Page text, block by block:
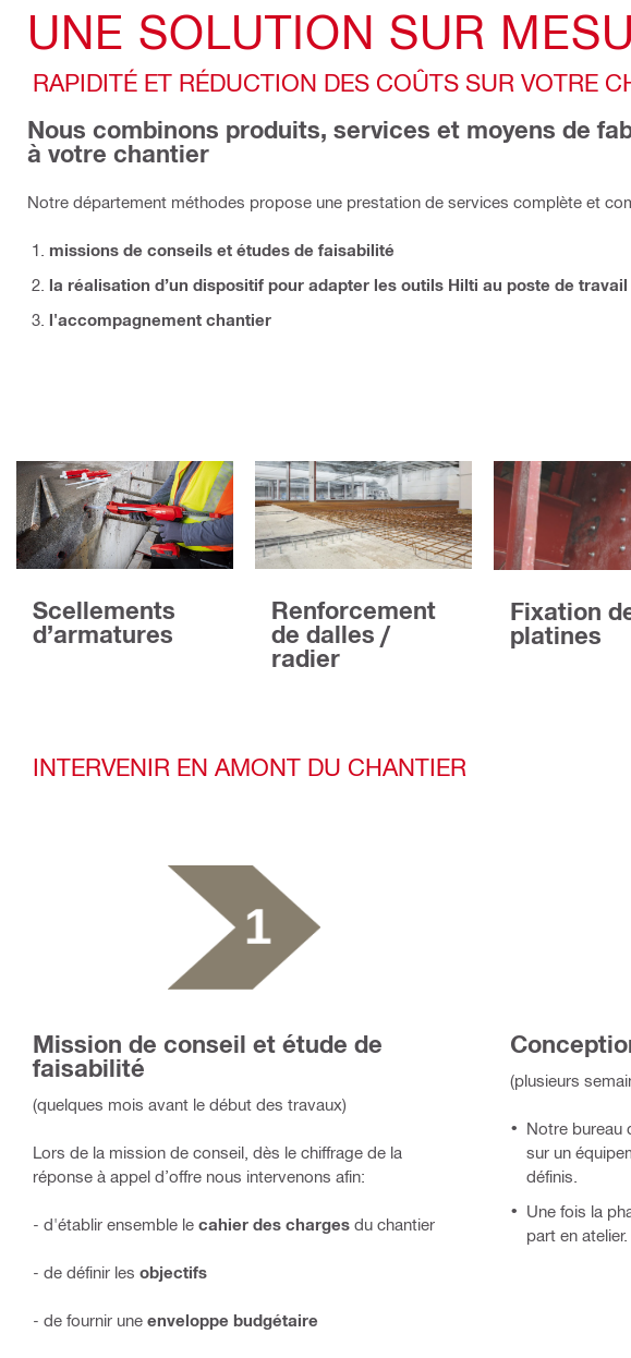
UNE SOLUTION SUR
RAPIDITÉ ET RÉDUCTION DES COÛTS SUR VOTRE
Nous combinons produits, services et moyens de
à votre chantier
Notre département méthodes propose une prestation de services complète et
missions de conseils et études de faisabilité
la réalisation d’un dispositif pour adapter les outils Hilti au poste de travail
l'accompagnement chantier
Scellements
d’armatures
Renforcement
de dalles /
radier
Fixation
platines
INTERVENIR EN AMONT DU CHANTIER
Mission de conseil et étude de
faisabilité
(quelques mois avant le début des travaux)
Lors de la mission de conseil, dès le chiffrage de la
réponse à appel d’offre nous intervenons afin:
- d'établir ensemble le cahier des charges du chantier
- de définir les objectifs
- de fournir une enveloppe budgétaire
(plusieurs
Notre bureau
sur un
définis.
Une fois la
part en atelier.